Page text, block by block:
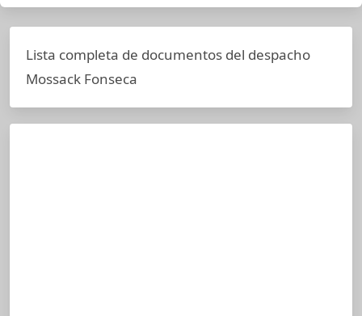
Lista completa de documentos del despacho
Mossack Fonseca